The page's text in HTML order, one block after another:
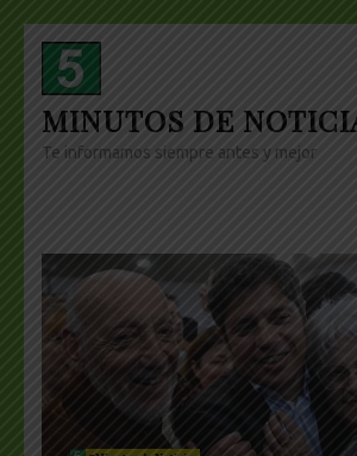
Skip
content
(Press
Enter)
MINUTOS DE
Te informamos siempre antes y mejor